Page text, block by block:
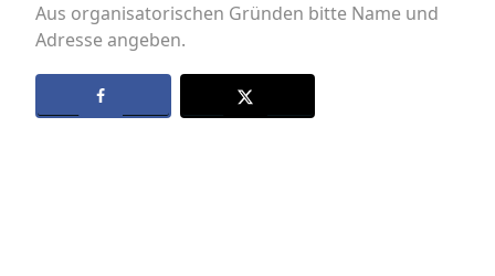
Aus organisatorischen Gründen bitte Name und
Adresse angeben.